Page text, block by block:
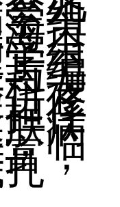
组
市
会
组
编
专
修
任
病
临
，